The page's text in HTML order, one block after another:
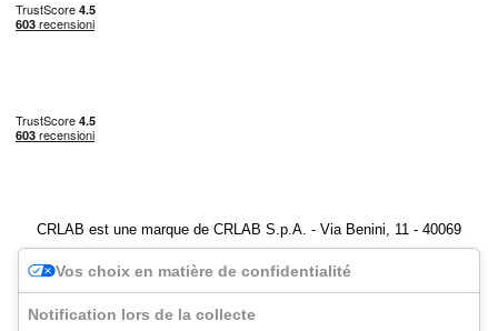
CRLAB est une marque de CRLAB S.p.A. - Via Benini, 11 - 40069
Vos choix en matière de confidentialité
Notification lors de la collecte